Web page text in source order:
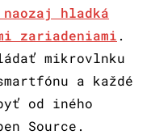
hladká
zariadeniami .
mikrovlnku
a každé
od iného
Source.